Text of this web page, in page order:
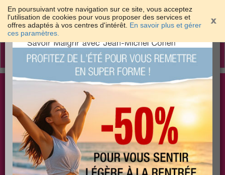
En poursuivant votre navigation sur ce site, vous acceptez
l'utilisation de cookies pour vous proposer des services et
offres adaptés à vos centres d'intérêt. En savoir plus et gérer
ces paramètres.
Toggle
Les meilleures solutions pour maigrir et être bien
dans sa peau
PLUS PLUS PLUS
×